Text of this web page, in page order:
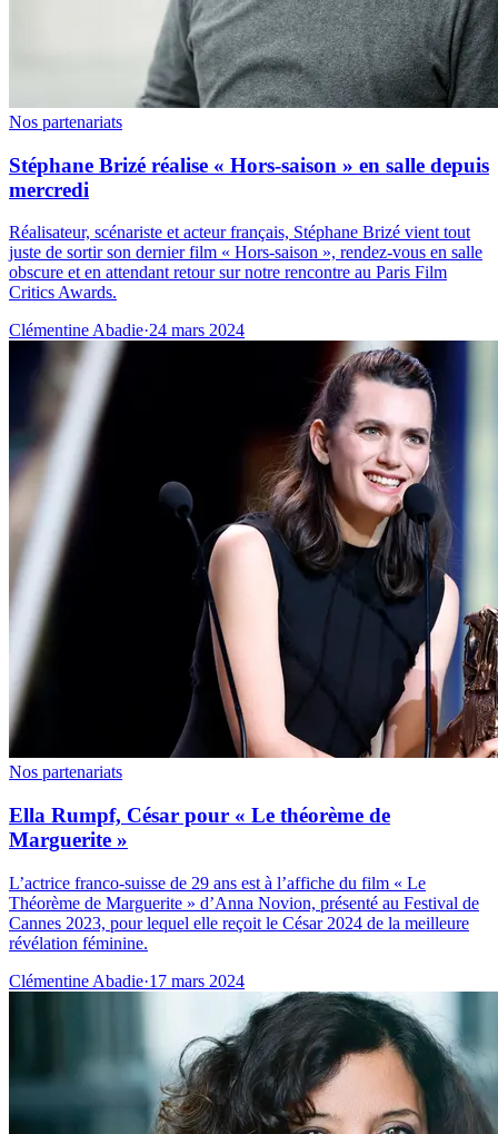
Nos partenariats
Stéphane Brizé réalise « Hors-saison » en salle depuis
mercredi
Réalisateur, scénariste et acteur français, Stéphane Brizé vient tout
juste de sortir son dernier film « Hors-saison », rendez-vous en salle
obscure et en attendant retour sur notre rencontre au Paris Film
Critics Awards.
Clémentine Abadie·24 mars 2024
Nos partenariats
Ella Rumpf, César pour « Le théorème de
Marguerite »
L’actrice franco-suisse de 29 ans est à l’affiche du film « Le
Théorème de Marguerite » d’Anna Novion, présenté au Festival de
Cannes 2023, pour lequel elle reçoit le César 2024 de la meilleure
révélation féminine.
Clémentine Abadie·17 mars 2024